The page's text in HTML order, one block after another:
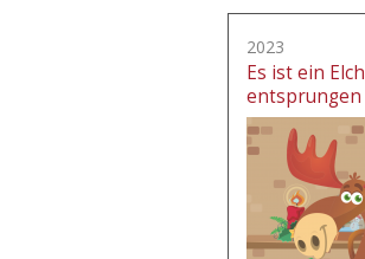
2023
Es ist ein Elch
entsprungen